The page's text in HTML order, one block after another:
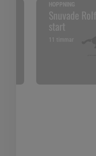
HOPPNING
Snuvade
start
11 timmar